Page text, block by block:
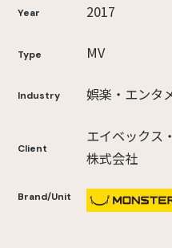
Year 2017
Type MV
Industry 娯楽・エンタ
Client
エイベックス
株式会社
Brand/Unit